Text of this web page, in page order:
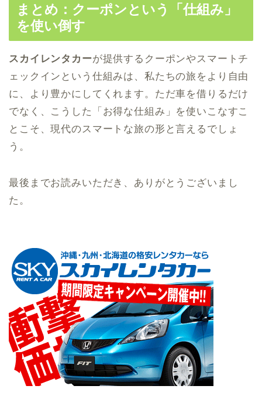
まとめ：クーポンという「仕組み」
を使い倒す
スカイレンタカーが提供するクーポンやスマートチ
ェックインという仕組みは、私たちの旅をより自由
に、より豊かにしてくれます。ただ車を借りるだけ
でなく、こうした「お得な仕組み」を使いこなすこ
とこそ、現代のスマートな旅の形と言えるでしょ
う。
最後までお読みいただき、ありがとうございまし
た。